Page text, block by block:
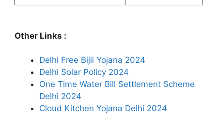
Other Links :
Delhi Free Bijli Yojana 2024
Delhi Solar Policy 2024
One Time Water Bill Settlement Scheme
Delhi 2024
Cloud Kitchen Yojana Delhi 2024